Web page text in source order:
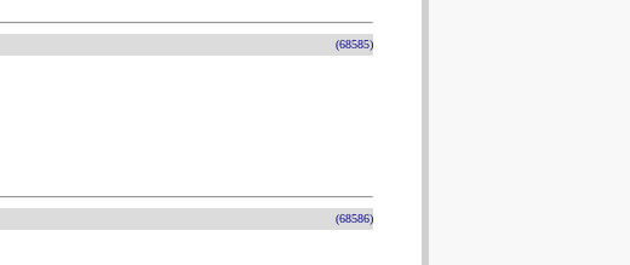
(68585)
(68586)